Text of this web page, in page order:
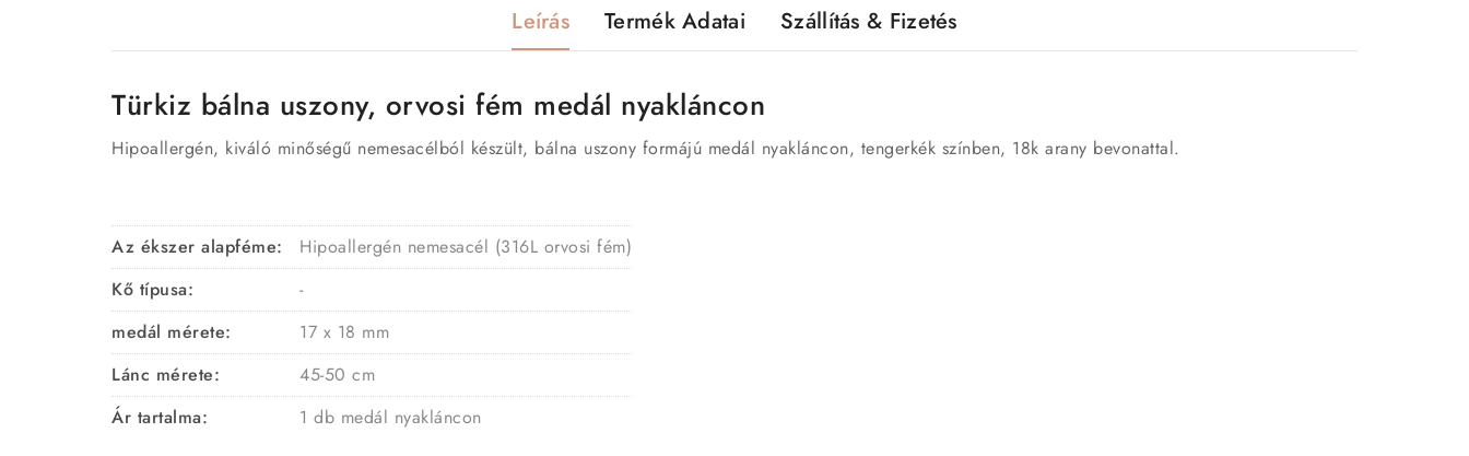
Leírás Termék Adatai Szállítás & Fizetés
Türkiz bálna uszony, orvosi fém medál nyakláncon
Hipoallergén, kiváló minőségű nemesacélból készült, bálna uszony formájú medál nyakláncon, tengerkék színben, 18k arany bevonattal.
Az ékszer alapféme:
Hipoallergén nemesacél (316L orvosi fém)
Kő típusa:
-
medál mérete:
17 x 18 mm
Lánc mérete:
45-50 cm
Ár tartalma:
1 db medál nyakláncon